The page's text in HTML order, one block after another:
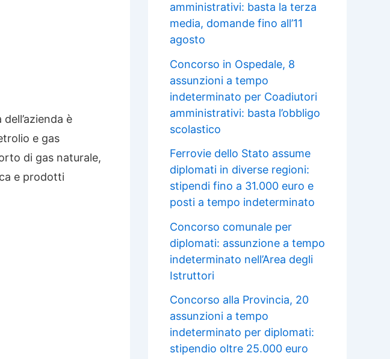
è
e gas
di gas naturale,
e prodotti
amministrativi: basta la terza
media, domande fino all’11
agosto
Concorso in Ospedale, 8
assunzioni a tempo
indeterminato per Coadiutori
amministrativi: basta l’obbligo
scolastico
Ferrovie dello Stato assume
diplomati in diverse regioni:
stipendi fino a 31.000 euro e
posti a tempo indeterminato
Concorso comunale per
diplomati: assunzione a tempo
indeterminato nell’Area degli
Istruttori
Concorso alla Provincia, 20
assunzioni a tempo
indeterminato per diplomati:
stipendio oltre 25.000 euro